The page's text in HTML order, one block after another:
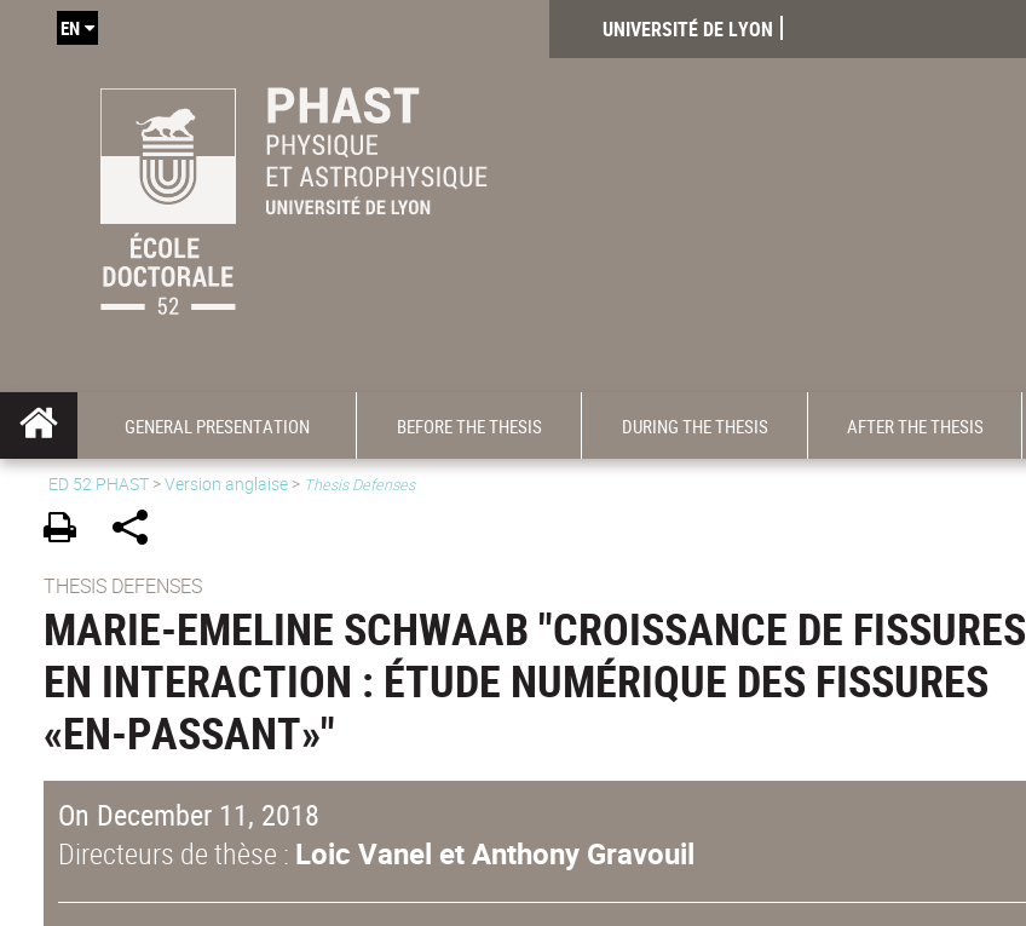
UNIVERSITÉ DE LYON
EN
GENERAL PRESENTATION BEFORE THE THESIS DURING THE THESIS AFTER THE THESIS
ED 52 PHAST >Version anglaise > Thesis Defenses
THESIS DEFENSES
MARIE-EMELINE SCHWAAB "CROISSANCE DE FISSURES
EN INTERACTION : ÉTUDE NUMÉRIQUE DES FISSURES
«EN-PASSANT»"
On December 11, 2018
Directeurs de thèse : Loic Vanel et Anthony Gravouil